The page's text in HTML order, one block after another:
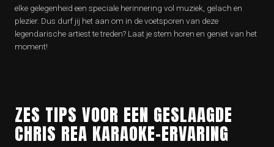
elke gelegenheid een speciale herinnering vol muziek, gelach en
plezier. Dus durf jij het aan om in de voetsporen van deze
legendarische artiest te treden? Laat je stem horen en geniet van het
moment!
ZES TIPS VOOR EEN GESLAAGDE
CHRIS REA KARAOKE-ERVARING